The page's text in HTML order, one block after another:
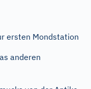
ersten Mondstation
anderen